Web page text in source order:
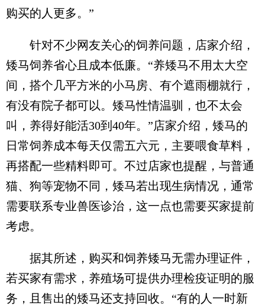
购买的人更多。”
针对不少网友关心的饲养问题，店家介绍，
矮马饲养省心且成本低廉。“养矮马不用太大空
间，搭个几平方米的小马房、有个遮雨棚就行，
有没有院子都可以。矮马性情温驯，也不太会
叫，养得好能活30到40年。”店家介绍，矮马的
日常饲养成本每天仅需五六元，主要喂食草料，
再搭配一些精料即可。不过店家也提醒，与普通
猫、狗等宠物不同，矮马若出现生病情况，通常
需要联系专业兽医诊治，这一点也需要买家提前
考虑。
据其所述，购买和饲养矮马无需办理证件，
若买家有需求，养殖场可提供办理检疫证明的服
务，且售出的矮马还支持回收。“有的人一时新